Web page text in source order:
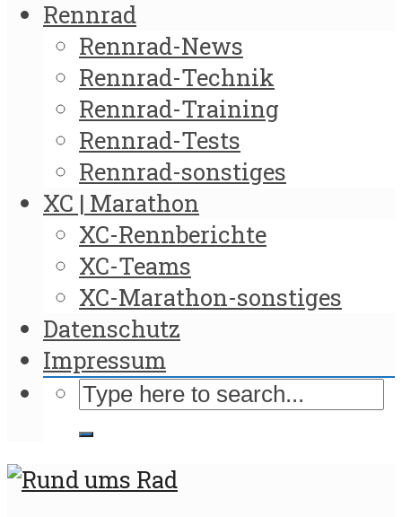
Rennrad
Rennrad-News
Rennrad-Technik
Rennrad-Training
Rennrad-Tests
Rennrad-sonstiges
XC | Marathon
XC-Rennberichte
XC-Teams
XC-Marathon-sonstiges
Datenschutz
Impressum